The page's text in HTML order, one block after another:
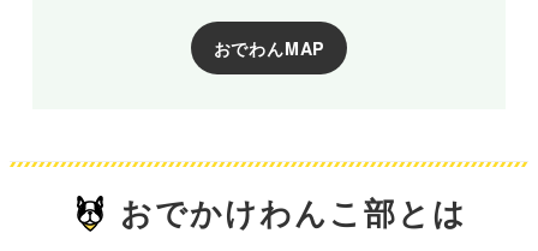
おでわんMAP
おでかけわんこ部とは